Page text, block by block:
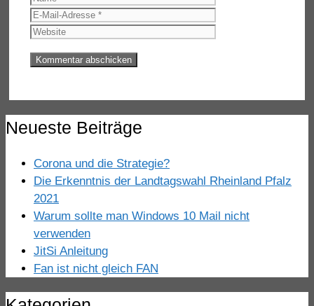
Neueste Beiträge
Corona und die Strategie?
Die Erkenntnis der Landtagswahl Rheinland Pfalz
2021
Warum sollte man Windows 10 Mail nicht
verwenden
JitSi Anleitung
Fan ist nicht gleich FAN